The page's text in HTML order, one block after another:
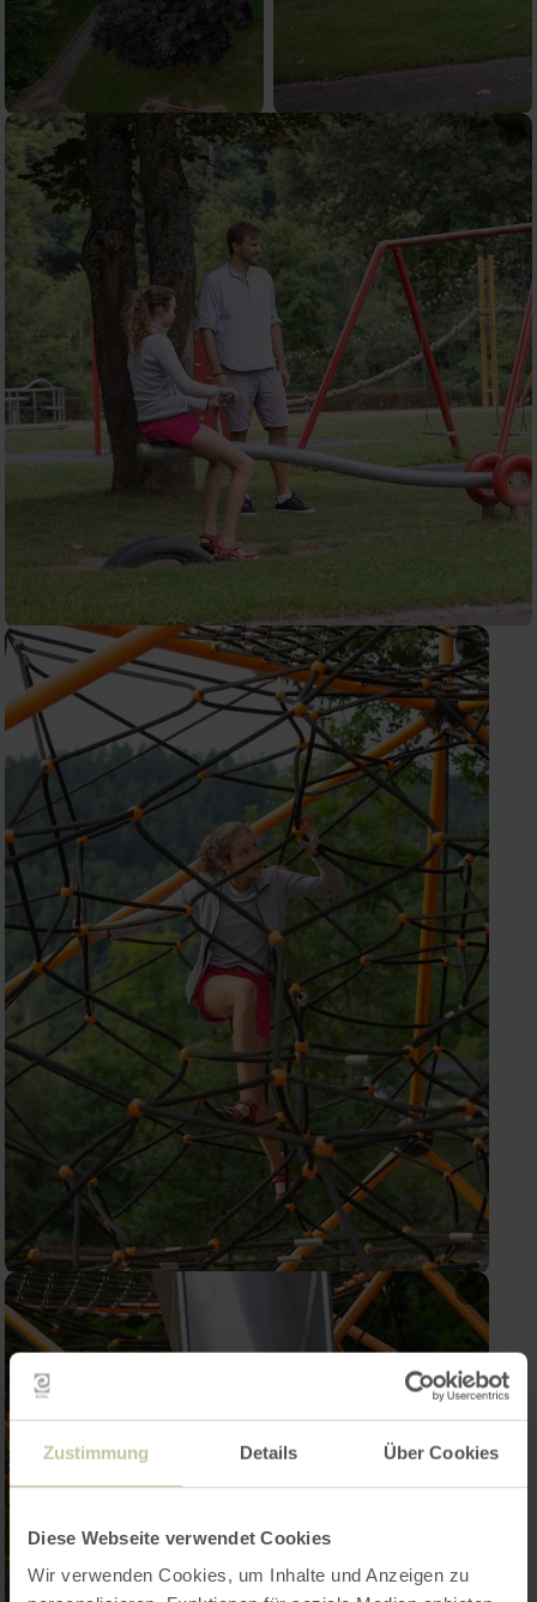
Zustimmung Details Über Cookies
Diese Webseite verwendet Cookies
Wir verwenden Cookies, um Inhalte und Anzeigen zu